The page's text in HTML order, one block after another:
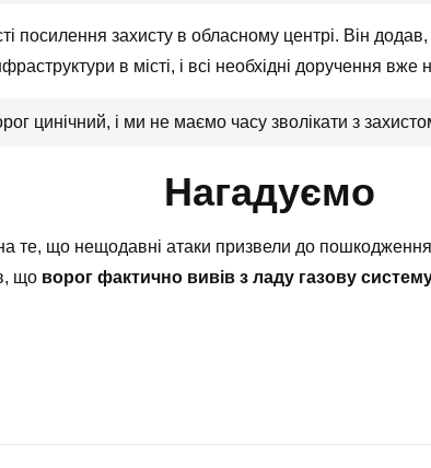
посилення захисту в обласному центрі. Він додав,
в місті, і всі необхідні доручення вже
цинічний, і ми не маємо часу зволікати з
Нагадуємо
те, що нещодавні атаки призвели до
що ворог фактично вивів з ладу газову